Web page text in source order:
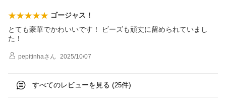
ゴージャス！
とても豪華でかわいいです！ ビーズも頑丈に留められていまし
た！
pepitinhaさん 2025/10/07
すべてのレビューを見る (25件)